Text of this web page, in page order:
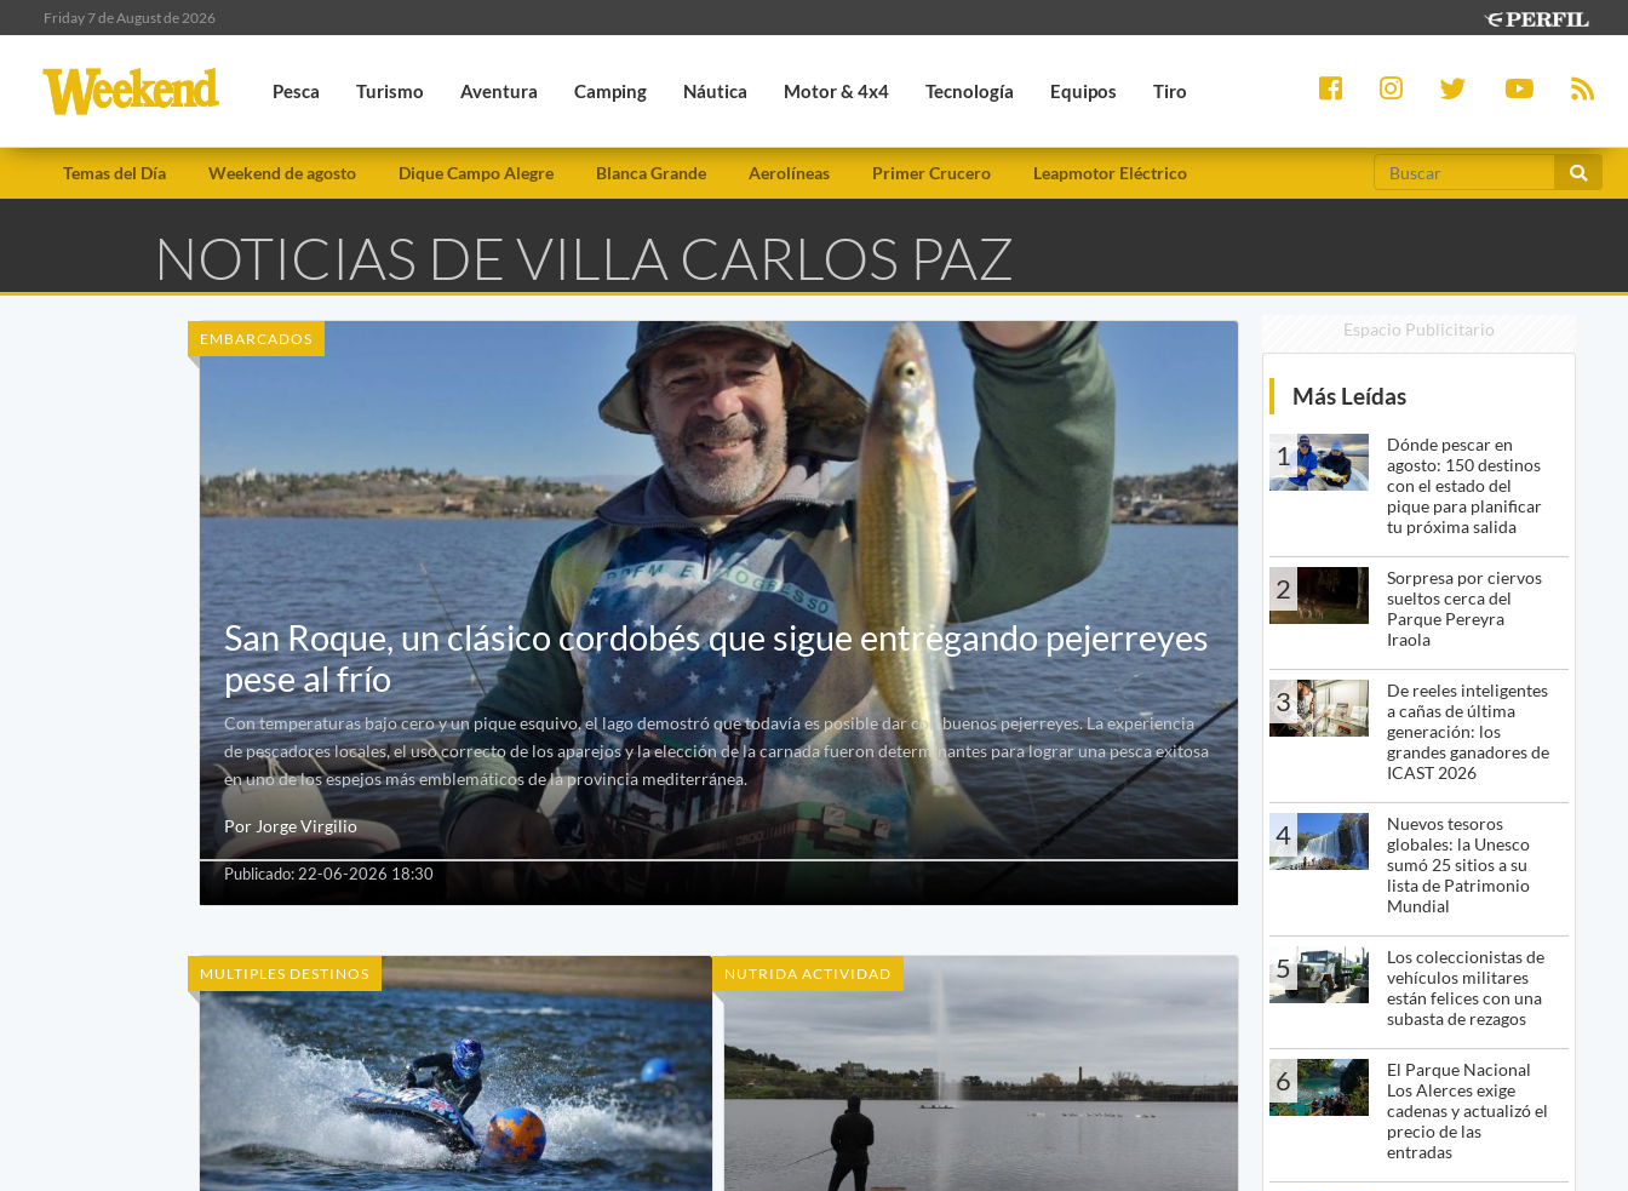
Friday 7 de August de 2026
Pesca Turismo Aventura Camping Náutica Motor & 4x4 Tecnología Equipos Tiro
Temas del Día Weekend de agosto Dique Campo Alegre Blanca Grande Aerolíneas Primer Crucero Leapmotor Eléctrico
NOTICIAS DE VILLA CARLOS PAZ
EMBARCADOS
San Roque, un clásico cordobés que sigue entregando pejerreyes
pese al frío
Con temperaturas bajo cero y un pique esquivo, el lago demostró que todavía es posible dar con buenos pejerreyes. La experiencia
de pescadores locales, el uso correcto de los aparejos y la elección de la carnada fueron determinantes para lograr una pesca exitosa
en uno de los espejos más emblemáticos de la provincia mediterránea.
Por Jorge Virgilio
Publicado: 22-06-2026 18:30
MULTIPLES DESTINOS NUTRIDA ACTIVIDAD
Espacio Publicitario
Más Leídas
1
Dónde pescar en
agosto: 150 destinos
con el estado del
pique para planificar
tu próxima salida
2
Sorpresa por ciervos
sueltos cerca del
Parque Pereyra
Iraola
3
De reeles inteligentes
a cañas de última
generación: los
grandes ganadores de
ICAST 2026
4
Nuevos tesoros
globales: la Unesco
sumó 25 sitios a su
lista de Patrimonio
Mundial
5
Los coleccionistas de
vehículos militares
están felices con una
subasta de rezagos
6
El Parque Nacional
Los Alerces exige
cadenas y actualizó el
precio de las
entradas